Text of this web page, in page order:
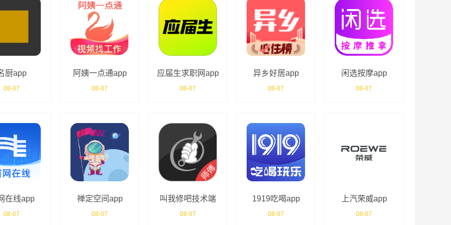
厨app
08-07
阿姨一点通app
08-07
应届生求职网app
08-07
异乡好居app
08-07
闲选按摩app
08-07
在线app
08-07
禅定空间app
08-07
叫我修吧技术端
app
08-07
1919吃喝app
08-07
上汽荣威app
08-07